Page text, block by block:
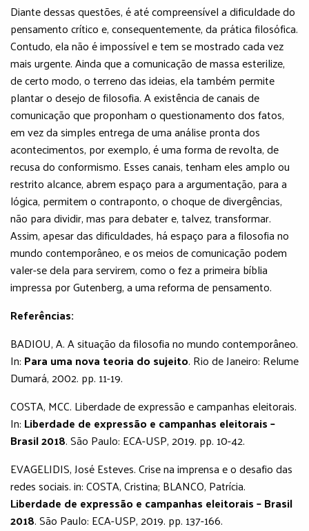
Diante dessas questões, é até compreensível a dificuldade do
pensamento crítico e, consequentemente, da prática filosófica.
Contudo, ela não é impossível e tem se mostrado cada vez
mais urgente. Ainda que a comunicação de massa esterilize,
de certo modo, o terreno das ideias, ela também permite
plantar o desejo de filosofia. A existência de canais de
comunicação que proponham o questionamento dos fatos,
em vez da simples entrega de uma análise pronta dos
acontecimentos, por exemplo, é uma forma de revolta, de
recusa do conformismo. Esses canais, tenham eles amplo ou
restrito alcance, abrem espaço para a argumentação, para a
lógica, permitem o contraponto, o choque de divergências,
não para dividir, mas para debater e, talvez, transformar.
Assim, apesar das dificuldades, há espaço para a filosofia no
mundo contemporâneo, e os meios de comunicação podem
valer-se dela para servirem, como o fez a primeira bíblia
impressa por Gutenberg, a uma reforma de pensamento.
Referências:
BADIOU, A. A situação da filosofia no mundo contemporâneo.
In: Para uma nova teoria do sujeito. Rio de Janeiro: Relume
Dumará, 2002. pp. 11-19.
COSTA, MCC. Liberdade de expressão e campanhas eleitorais.
In: Liberdade de expressão e campanhas eleitorais –
Brasil 2018. São Paulo: ECA-USP, 2019. pp. 10-42.
EVAGELIDIS, José Esteves. Crise na imprensa e o desafio das
redes sociais. in: COSTA, Cristina; BLANCO, Patrícia.
Liberdade de expressão e campanhas eleitorais – Brasil
2018. São Paulo: ECA-USP, 2019. pp. 137-166.